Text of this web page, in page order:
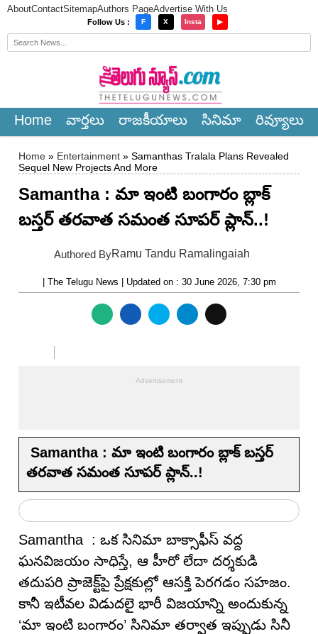
AboutContactSitemapAuthors PageAdvertise With Us
Follow Us : F X Insta ▶
Home వార్త‌లు రాజ‌కీయాలు సినిమా రివ్యూలు
Home » Entertainment » Samanthas Tralala Plans Revealed
Sequel New Projects And More
Samantha : మా ఇంటి బంగారం బ్లాక్
బస్తర్ తరవాత సమంత సూపర్ ప్లాన్..!
Authored ByRamu Tandu Ramalingaiah
| The Telugu News | Updated on : 30 June 2026, 7:30 pm
Samantha : మా ఇంటి బంగారం బ్లాక్ బస్తర్
తరవాత సమంత సూపర్ ప్లాన్..!
Samantha : ఒక సినిమా బాక్సాఫీస్ వద్ద
ఘనవిజయం సాధిస్తే, ఆ హీరో లేదా దర్శకుడి
తదుపరి ప్రాజెక్ట్‌పై ప్రేక్షకుల్లో ఆసక్తి పెరగడం సహజం.
కానీ ఇటీవల విడుదలై భారీ విజయాన్ని అందుకున్న
‘మా ఇంటి బంగారం’ సినిమా తర్వాత ఇప్పుడు సినీ